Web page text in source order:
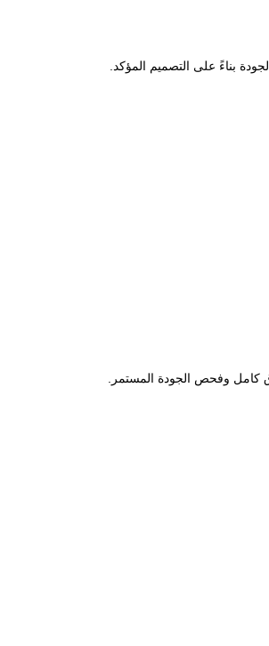
بناءً على التصميم المؤكد.
كامل وفحص الجودة المستمر.